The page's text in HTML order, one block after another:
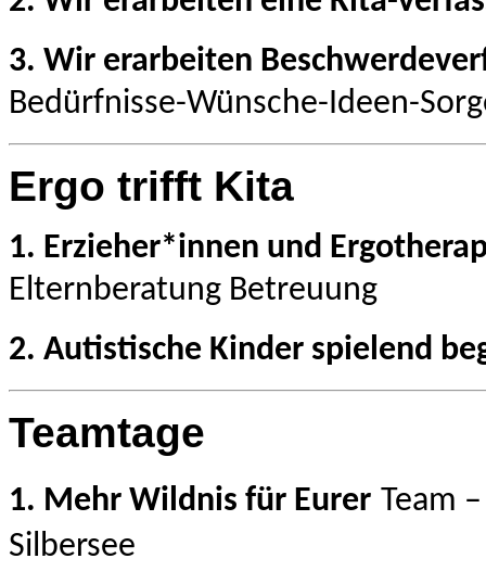
3. Wir erarbeiten
Bedürfnisse-Wünsche-Ideen-
Ergo trifft Kita
1. Erzieher*innen und
Elternberatung Betreuung
2. Autistische Kinder spielend
Teamtage
1. Mehr Wildnis für Eurer Team
Silbersee